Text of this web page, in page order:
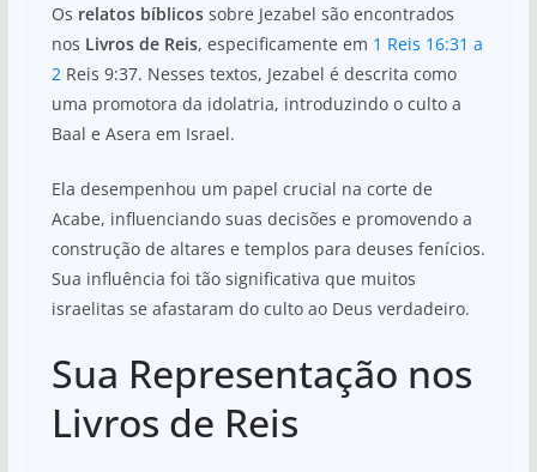
Os relatos bíblicossobre Jezabel são encontrados
nos Livros de Reis, especificamente em 1 Reis 16:31 a
2Reis 9:37. Nesses textos, Jezabel é descrita como
uma promotora da idolatria, introduzindo o culto a
Baal e Asera em Israel.
Ela desempenhou um papel crucial na corte de
Acabe, influenciando suas decisões e promovendo a
construção de altares e templos para deuses fenícios.
Sua influência foi tão significativa que muitos
israelitas se afastaram do culto ao Deus verdadeiro.
Sua Representação nos
Livros de Reis